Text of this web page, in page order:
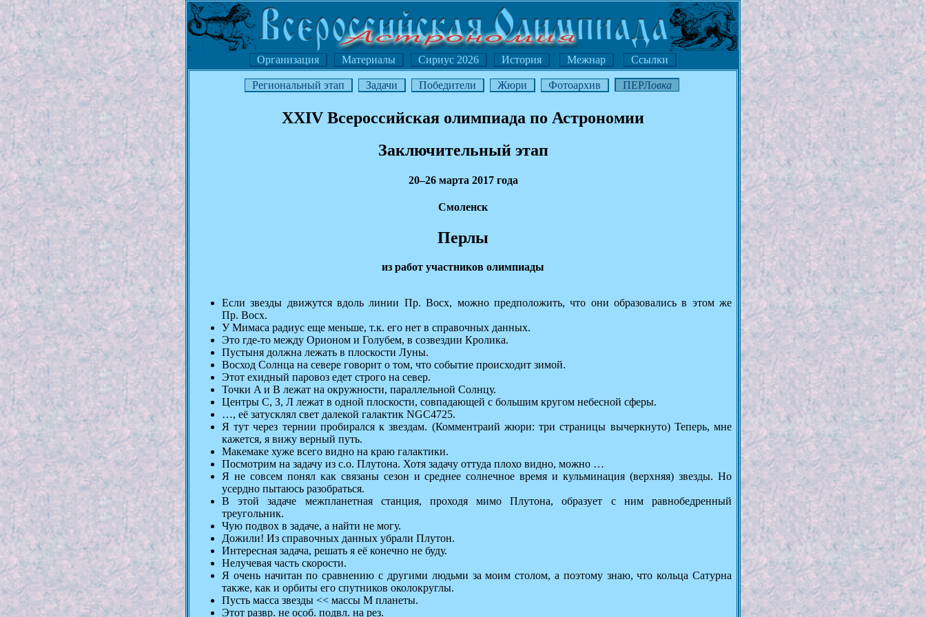
Организация Материалы Сириус 2026 История Межнар Ссылки
Региональный этап Задачи Победители Жюри Фотоархив ПЕРЛовка
XXIV Всероссийская олимпиада по Астрономии
Заключительный этап
20–26 марта 2017 года
Смоленск
Перлы
из работ участников олимпиады
Если звезды движутся вдоль линии Пр. Восх, можно предположить, что они образовались в этом же
Пр. Восх.
У Мимаса радиус еще меньше, т.к. его нет в справочных данных.
Это где-то между Орионом и Голубем, в созвездии Кролика.
Пустыня должна лежать в плоскости Луны.
Восход Солнца на севере говорит о том, что событие происходит зимой.
Этот ехидный паровоз едет строго на север.
Точки A и B лежат на окружности, параллельной Солнцу.
Центры С, З, Л лежат в одной плоскости, совпадающей с большим кругом небесной сферы.
…, её затусклял свет далекой галактик NGC4725.
Я тут через тернии пробирался к звездам. (Комментраий жюри: три страницы вычеркнуто) Теперь, мне
кажется, я вижу верный путь.
Макемаке хуже всего видно на краю галактики.
Посмотрим на задачу из с.о. Плутона. Хотя задачу оттуда плохо видно, можно …
Я не совсем понял как связаны сезон и среднее солнечное время и кульминация (верхняя) звезды. Но
усердно пытаюсь разобраться.
В этой задаче межпланетная станция, проходя мимо Плутона, образует с ним равнобедренный
треугольник.
Чую подвох в задаче, а найти не могу.
Дожили! Из справочных данных убрали Плутон.
Интересная задача, решать я её конечно не буду.
Нелучевая часть скорости.
Я очень начитан по сравнению с другими людьми за моим столом, а поэтому знаю, что кольца Сатурна
также, как и орбиты его спутников околокруглы.
Пусть масса звезды << массы M планеты.
Этот развр. не особ. подвл. на рез.